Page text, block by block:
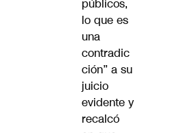
públicos,
lo que es
una
contradic
ción” a su
juicio
evidente y
recalcó